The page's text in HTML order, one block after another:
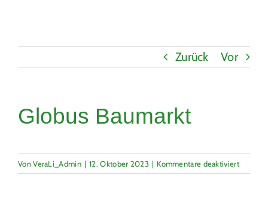
Zurück Vor
Globus Baumarkt
VonVeraLi_Admin | 12. Oktober 2023 | Kommentare deaktiviertfür
Globus